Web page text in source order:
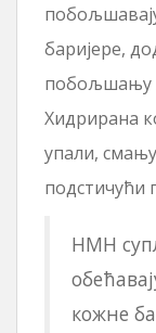
баријере,
побољшању
Хидрирана
упали,
подстичући
НМН
кожне